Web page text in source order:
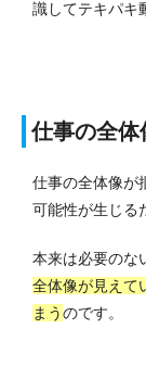
識してテキパキ
仕事の全体
仕事の全体像が
可能性が生じる
本来は必要のな
全体像が見えて
まうのです。